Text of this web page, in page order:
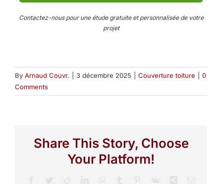
Contactez-nous pour une étude gratuite et personnalisée de votre
projet
By Arnaud Couvr. 3 décembre 2025 Couverture toiture
0
Comments
Share This Story, Choose
Your Platform!